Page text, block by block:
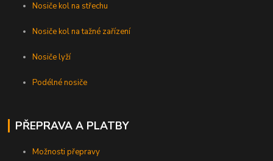
Nosiče kol na střechu
Nosiče kol na tažné zařízení
Nosiče lyží
Podélné nosiče
PŘEPRAVA A PLATBY
Možnosti přepravy